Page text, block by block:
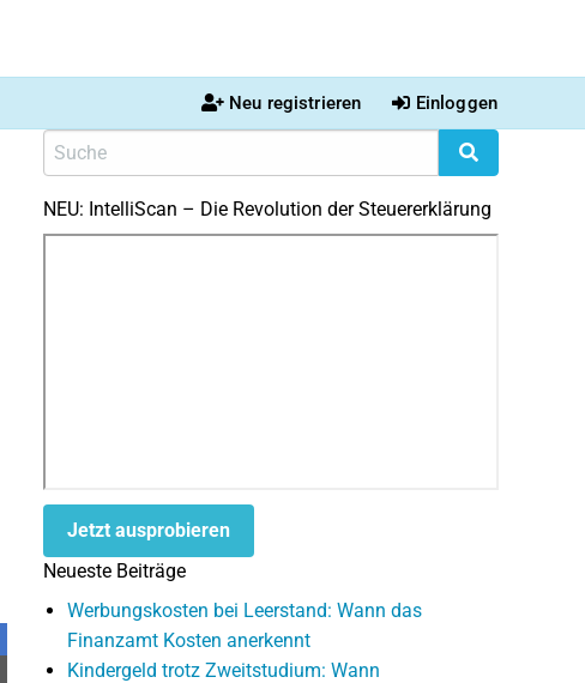
Neu registrieren Einloggen
NEU: IntelliScan – Die Revolution der Steuererklärung
Jetzt ausprobieren
Neueste Beiträge
Werbungskosten bei Leerstand: Wann das
Finanzamt Kosten anerkennt
Kindergeld trotz Zweitstudium: Wann